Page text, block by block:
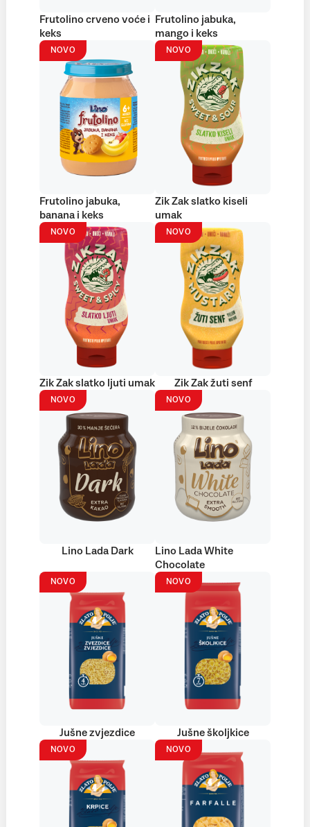
Frutolino crveno voće i
keks
Frutolino jabuka,
mango i keks
NOVO
Frutolino jabuka,
banana i keks
NOVO
Zik Zak slatko kiseli
umak
NOVO
Zik Zak slatko ljuti umak
NOVO
Zik Zak žuti senf
NOVO
Lino Lada Dark
NOVO
Lino Lada White
Chocolate
NOVO
Jušne zvjezdice
NOVO
Jušne školjkice
NOVO NOVO